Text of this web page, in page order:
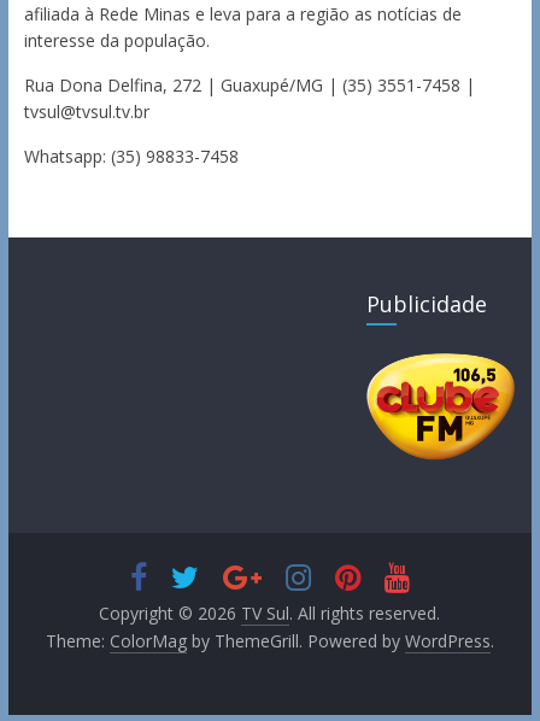
afiliada à Rede Minas e leva para a região as notícias de
interesse da população.
Rua Dona Delfina, 272 | Guaxupé/MG | (35) 3551-7458 |
tvsul@tvsul.tv.br
Whatsapp: (35) 98833-7458
Publicidade
Copyright © 2026 TV Sul. All rights reserved.
Theme: ColorMagby ThemeGrill. Powered by WordPress.